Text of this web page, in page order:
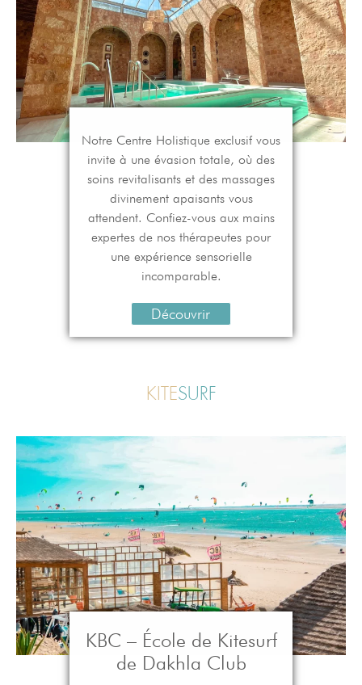
Notre Centre Holistique exclusif vous
invite à une évasion totale, où des
soins revitalisants et des massages
divinement apaisants vous
attendent. Confiez-vous aux mains
expertes de nos thérapeutes pour
une expérience sensorielle
incomparable.
Découvrir
KITESURF
KBC – École de Kitesurf
de Dakhla Club